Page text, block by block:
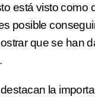
está visto como
posible
que se han
la